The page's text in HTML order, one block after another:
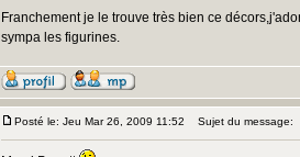
Franchement je le trouve très bien ce
sympa les figurines.
Posté le: Jeu Mar 26, 2009 11:52 Sujet du message: